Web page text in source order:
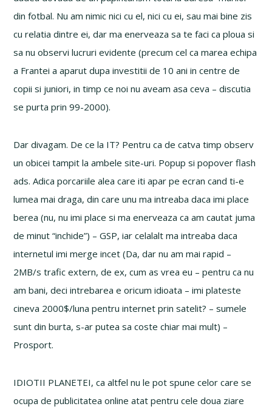
din fotbal. Nu am nimic nici cu el, nici cu ei, sau mai bine zis
cu relatia dintre ei, dar ma enerveaza sa te faci ca ploua si
sa nu observi lucruri evidente (precum cel ca marea echipa
a Frantei a aparut dupa investitii de 10 ani in centre de
copii si juniori, in timp ce noi nu aveam asa ceva – discutia
se purta prin 99-2000).
Dar divagam. De ce la IT? Pentru ca de catva timp observ
un obicei tampit la ambele site-uri. Popup si popover flash
ads. Adica porcariile alea care iti apar pe ecran cand ti-e
lumea mai draga, din care unu ma intreaba daca imi place
berea (nu, nu imi place si ma enerveaza ca am cautat juma
de minut “inchide”) – GSP, iar celalalt ma intreaba daca
internetul imi merge incet (Da, dar nu am mai rapid –
2MB/s trafic extern, de ex, cum as vrea eu – pentru ca nu
am bani, deci intrebarea e oricum idioata – imi plateste
cineva 2000$/luna pentru internet prin satelit? – sumele
sunt din burta, s-ar putea sa coste chiar mai mult) –
Prosport.
IDIOTII PLANETEI, ca altfel nu le pot spune celor care se
ocupa de publicitatea online atat pentru cele doua ziare